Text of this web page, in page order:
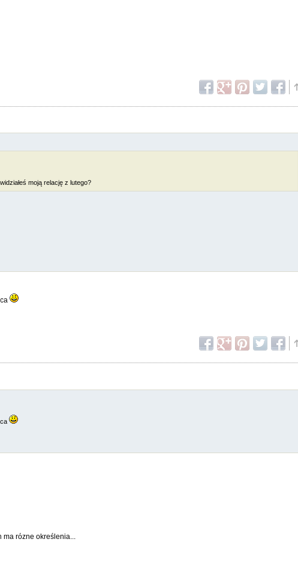
moją relację z lutego?
rózne określenia...